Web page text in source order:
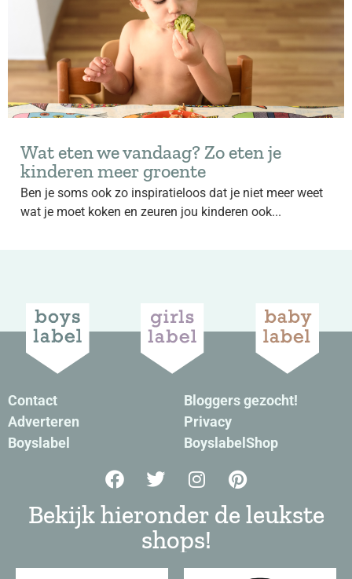
Wat eten we vandaag? Zo eten je
kinderen meer groente
Ben je soms ook zo inspiratieloos dat je niet meer weet
wat je moet koken en zeuren jou kinderen ook...
Contact
Adverteren
Boyslabel
Bloggers gezocht!
Privacy
BoyslabelShop
Bekijk hieronder de leukste
shops!